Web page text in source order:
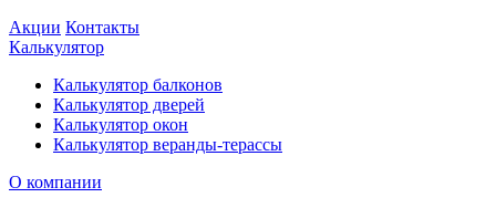
Акции Контакты
Калькулятор
Калькулятор балконов
Калькулятор дверей
Калькулятор окон
Калькулятор веранды-терассы
О компании